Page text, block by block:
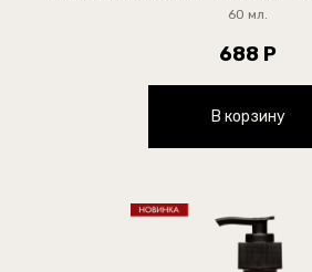
60 мл.
688 Р
В корзину